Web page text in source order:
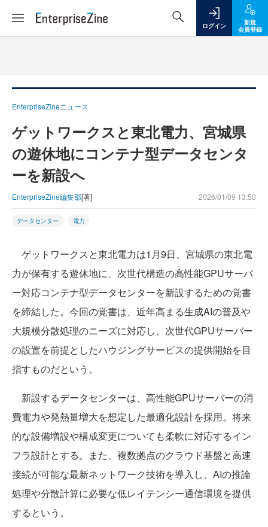
ログイン
新規
会員登録
EnterpriseZineニュース
ゲットワークスと東北電力、宮城県
の遊休地にコンテナ型データセンタ
ーを新設へ
EnterpriseZine編集部[著] 2026/01/09 13:50
データセンター 電力
ゲットワークスと東北電力は1月9日、宮城県の東北電
力が保有する遊休地に、次世代構造の高性能GPUサーバ
ー対応コンテナ型データセンターを新設するための覚書
を締結した。今回の覚書は、近年高まる生成AIの普及や
大規模分散処理のニーズに対応し、次世代GPUサーバー
の設置を前提としたハウジングサービスの提供開始を目
指すものだという。
新設するデータセンターは、高性能GPUサーバーの消
費電力や発熱量増大を想定した最適化設計を採用。将来
的な設備増設や構成変更についても柔軟に対応するイン
フラ設計とする。また、複数拠点のクラウド基盤と高速
接続が可能な最新ネットワーク技術を導入し、AIの推論
処理や分散計算に必要な低レイテンシー通信環境を提供
するという。